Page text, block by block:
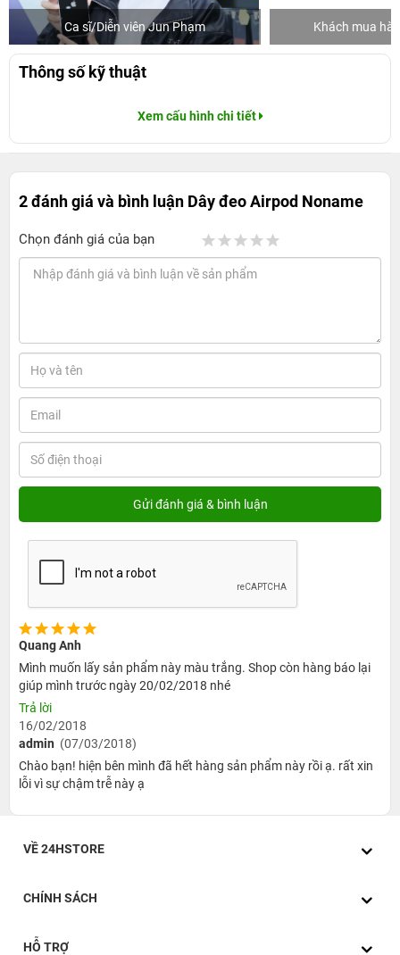
Ca sĩ/Diễn viên Jun Phạm Khách mua
Thông số kỹ thuật
Xem cấu hình chi tiết
2 đánh giá và bình luận Dây đeo Airpod Noname
Chọn đánh giá của bạn
Quang Anh
Mình muốn lấy sản phẩm này màu trắng. Shop còn hàng báo lại
giúp mình trước ngày 20/02/2018 nhé
Trả lời
16/02/2018
admin (07/03/2018)
Chào bạn! hiện bên mình đã hết hàng sản phẩm này rồi ạ. rất xin
lỗi vì sự chậm trễ này ạ
VỀ 24HSTORE
CHÍNH SÁCH
HỖ TRỢ